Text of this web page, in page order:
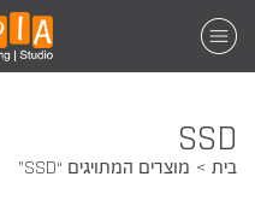
SSD
בית מוצרים המתויגים “SSD”